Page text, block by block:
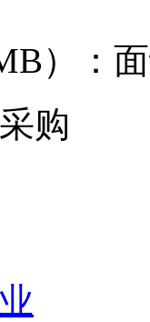
）：
购